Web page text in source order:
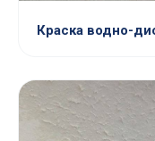
Краска водно-